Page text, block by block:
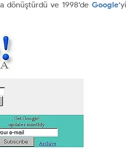
dönüştürdü ve 1998‘de Google‘yi